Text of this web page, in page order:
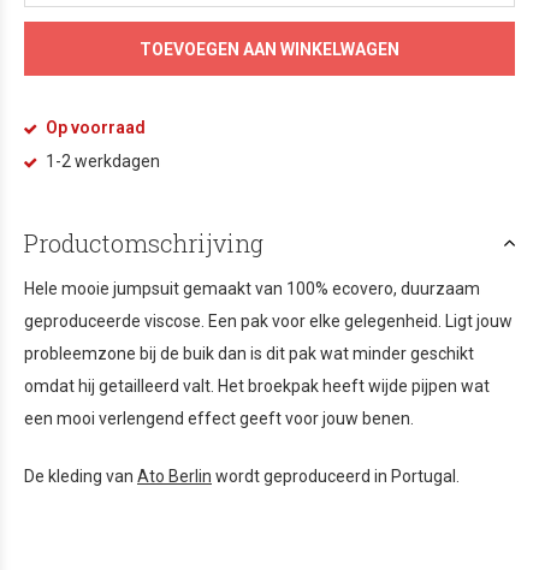
TOEVOEGEN AAN WINKELWAGEN
Op voorraad
1-2 werkdagen
Productomschrijving
Hele mooie jumpsuit gemaakt van 100% ecovero, duurzaam
geproduceerde viscose. Een pak voor elke gelegenheid. Ligt jouw
probleemzone bij de buik dan is dit pak wat minder geschikt
omdat hij getailleerd valt. Het broekpak heeft wijde pijpen wat
een mooi verlengend effect geeft voor jouw benen.
De kleding van Ato Berlin wordt geproduceerd in Portugal.